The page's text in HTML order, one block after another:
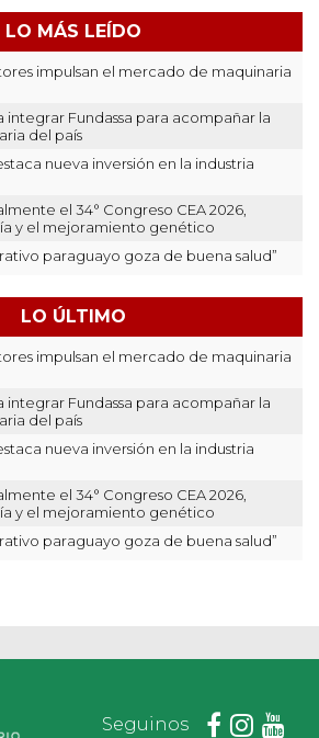
LO MÁS LEÍDO
impulsan el mercado de maquinaria
Fundassa para acompañar la
del país
nueva inversión en la industria
el 34° Congreso CEA 2026,
y el mejoramiento genético
paraguayo goza de buena salud”
LO ÚLTIMO
impulsan el mercado de maquinaria
Fundassa para acompañar la
del país
nueva inversión en la industria
el 34° Congreso CEA 2026,
y el mejoramiento genético
paraguayo goza de buena salud”
Seguinos